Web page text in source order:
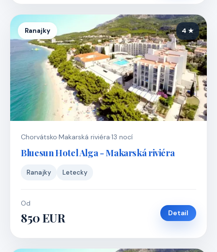
Ranajky 4 ★
Chorvátsko·Makarská riviéra·13 nocí
Bluesun Hotel Alga - Makarská riviéra
Ranajky Letecky
Od
850 EUR Detail